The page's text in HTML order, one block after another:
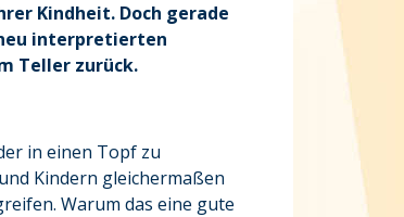
Kindheit. Doch gerade
interpretierten
Teller zurück.
in einen Topf zu
Kindern gleichermaßen
Warum das eine gute